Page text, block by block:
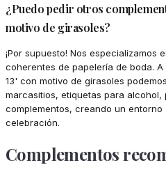
¿Puedo pedir otros
motivo de girasoles?
¡Por supuesto! Nos especializamos
coherentes de papelería de boda.
13' con motivo de girasoles
marcasitios, etiquetas para alcohol,
complementos, creando un entorno
celebración.
Complementos